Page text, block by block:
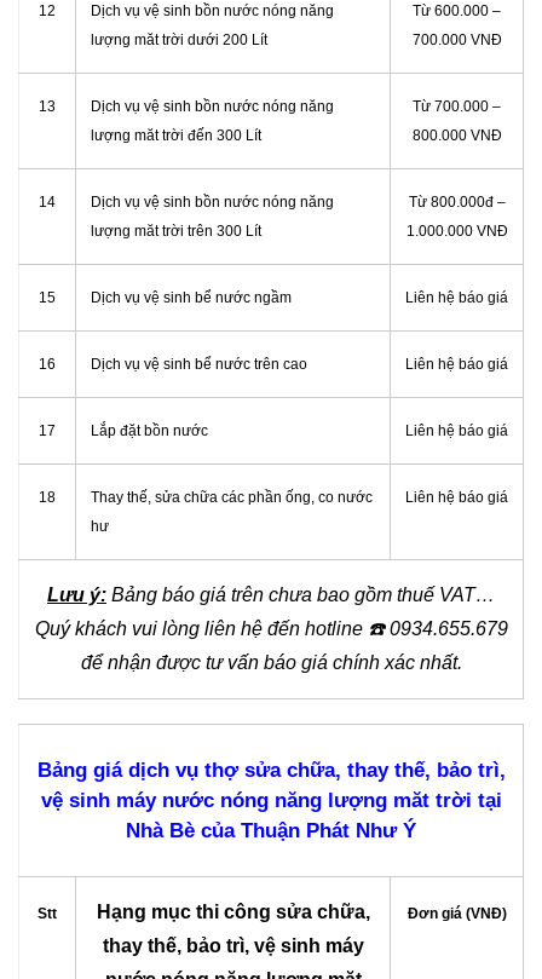
12
Dịch vụ vệ sinh bồn nước nóng năng
lượng măt trời dưới 200 Lít
Từ 600.000 –
700.000 VNĐ
13
Dịch vụ vệ sinh bồn nước nóng năng
lượng măt trời đến 300 Lít
Từ 700.000 –
800.000 VNĐ
14
Dịch vụ vệ sinh bồn nước nóng năng
lượng măt trời trên 300 Lít
Từ 800.000đ –
1.000.000 VNĐ
15 Dịch vụ vệ sinh bể nước ngầm Liên hệ báo giá
16 Dịch vụ vệ sinh bể nước trên cao Liên hệ báo giá
17 Lắp đặt bồn nước Liên hệ báo giá
18
Thay thế, sửa chữa các phần ống, co nước
hư
Liên hệ báo giá
Lưu ý: Bảng báo giá trên chưa bao gồm thuế VAT…
Quý khách vui lòng liên hệ đến hotline ☎️0934.655.679
để nhận được tư vấn báo giá chính xác nhất.
Bảng giá dịch vụ thợ sửa chữa, thay thế, bảo trì,
vệ sinh máy nước nóng năng lượng măt trời tại
Nhà Bè của Thuận Phát Như Ý
Stt
Hạng mục thi công sửa chữa,
thay thế, bảo trì, vệ sinh máy
Đơn giá (VNĐ)